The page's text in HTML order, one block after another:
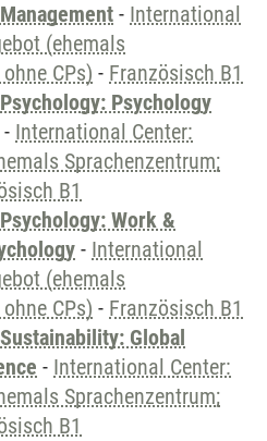
- International
(ehemals
CPs) - Französisch B1
Psychology
- International Center:
Sprachenzentrum;
B1
Work &
- International
(ehemals
CPs) - Französisch B1
Global
- International Center:
Sprachenzentrum;
B1